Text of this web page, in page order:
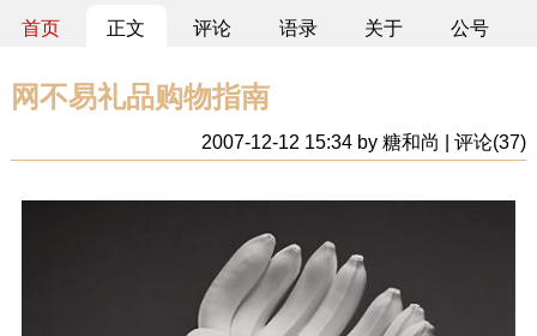
首页 正文 评论 语录 关于 公号
网不易礼品购物指南
2007-12-12 15:34 by 糖和尚 | 评论(37)